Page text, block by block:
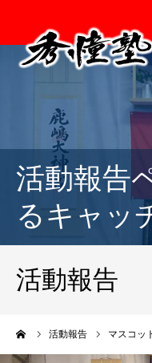
活動報告
るキャッ
活動報告
活動報告 マスコッ